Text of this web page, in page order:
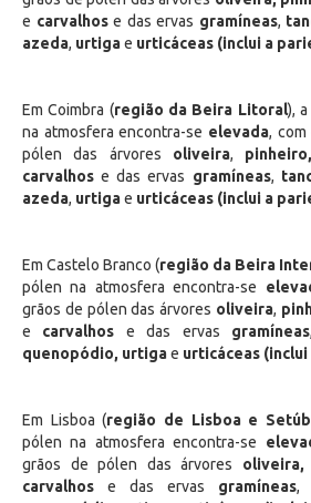
e carvalhose das ervas gramíneas,
azeda, urtigae urticáceas (inclui a
Em Coimbra (região da Beira Litoral),
na atmosfera encontra-se elevada, com
pólen das árvores oliveira, pinheiro,
carvalhose das ervas gramíneas,
azeda, urtigae urticáceas (inclui a
Em Castelo Branco (região da Beira
pólen na atmosfera encontra-se
grãos de pólen das árvores oliveira,
e carvalhos e das ervas gramíneas
quenopódio, urtigae urticáceas
Em Lisboa (região de Lisboa e
pólen na atmosfera encontra-se
grãos de pólen das árvores oliveira,
carvalhos e das ervas gramíneas,